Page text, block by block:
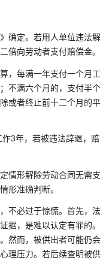
确定。若用人单位违法解
倍向劳动者支付赔偿金。
，每满一年支付一个月工
不满六个月的，支付半个
或者终止前十二个月的平
3年，若被违法辞退，赔
情形解除劳动合同无需支
形准确判断。
不必过于惊慌。首先，法
据，是难以认定有罪的。
然而，被供出者可能仍会
理压力。若后续查明被供